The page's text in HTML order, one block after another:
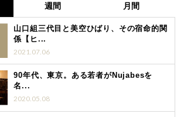
週間 月間
山口組三代目と美空ひばり、その宿命的関
係【ヒ...
2021.07.06
90年代、東京。ある若者がNujabesを
名...
2020.05.08